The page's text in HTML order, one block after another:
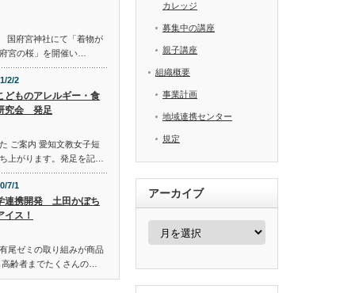
国府宮神社にて「着物が
宮の桜」を開催い…
2/2
ものアレルギー・食
究会 発足
ご案内 愛知文教女子短
上がります。発足を記…
7/1
連携開発 土田かぼち
イス！
尾ゼミの取り組みが商品
齢者までたくさんの…
カレッジ
募集中の講座
親子講座
組織概要
事業計画
地域連携センター
規定
アーカイブ
ア
ブ